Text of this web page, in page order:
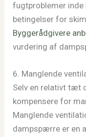
fugtproblemer inde
betingelser for
Byggerådgivere
vurdering af
6. Manglende
Selv en relativt tæt
kompensere for
Manglende
dampspærre er en